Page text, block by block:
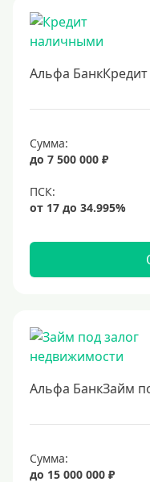
Ставка
Низкий процент
6%
6,5%
6,9%
8%
9%
15%
16%
17%
Альфа
Сумма:
до 7 500 000 ₽
Альфа БанкЗайм
Сумма:
до 15 000 000 ₽